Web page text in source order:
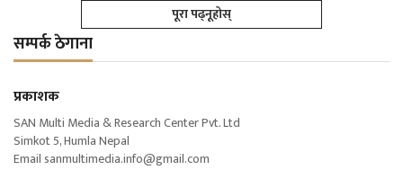
पूरा पढ्नूहोस्
सम्पर्क ठेगाना
प्रकाशक
SAN Multi Media & Research Center Pvt. Ltd
Simkot 5, Humla Nepal
Email sanmultimedia.info@gmail.com